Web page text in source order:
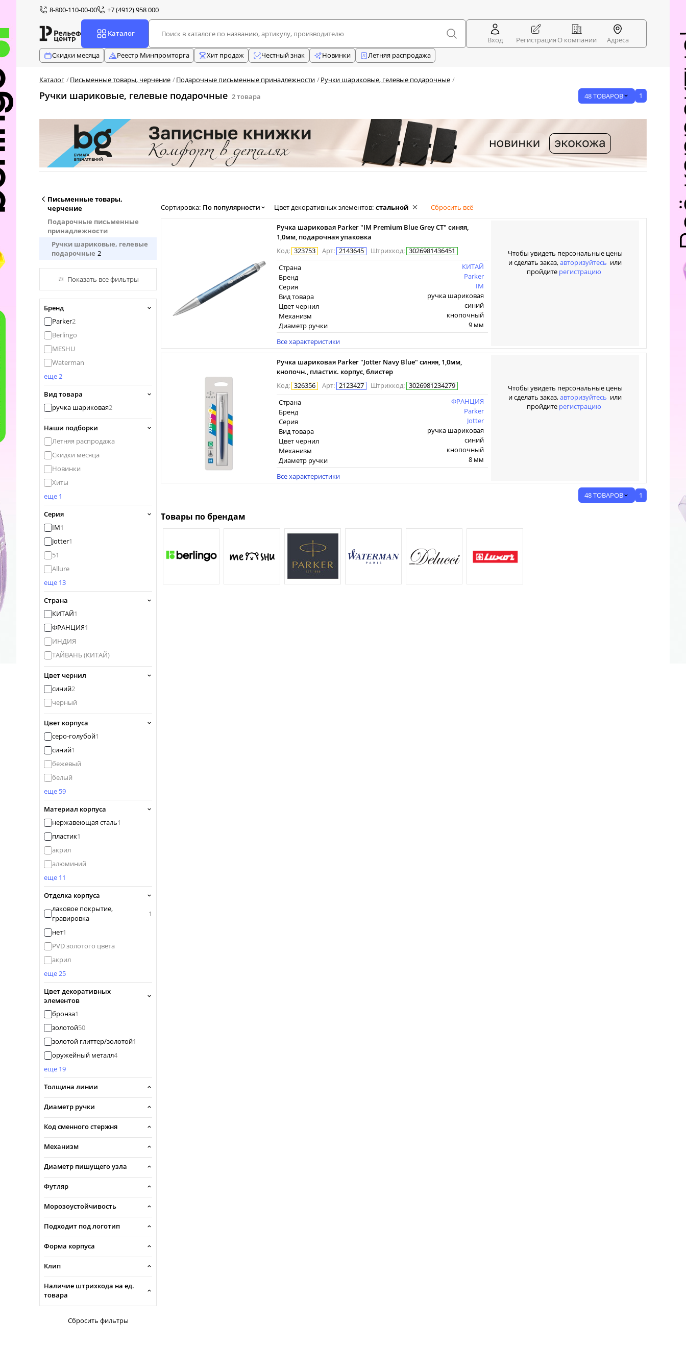
8-800-110-00-00 +7 (4912) 958 000
Каталог
Вход Регистрация О компании
Адреса
Скидки месяца
Реестр Минпромторга Хит продаж Честный знак Новинки Летняя распродажа
Каталог Письменные товары, черчение Подарочные письменные принадлежности Ручки шариковые, гелевые подарочные
Ручки шариковые, гелевые подарочные 2 товара 48 ТОВАРОВ 1
Письменные товары,
черчение
Подарочные письменные
принадлежности
Ручки шариковые, гелевые
подарочные 2
Показать все фильтры
Бренд
Parker2
Berlingo
MESHU
Waterman
еще 2
Вид товара
ручка шариковая2
Наши подборки
Летняя распродажа
Скидки месяца
Новинки
Хиты
еще 1
Серия
IM1
Jotter1
51
Allure
еще 13
Страна
КИТАЙ1
ФРАНЦИЯ1
ИНДИЯ
ТАЙВАНЬ (КИТАЙ)
Цвет чернил
синий2
черный
Цвет корпуса
серо-голубой1
синий1
бежевый
белый
еще 59
Материал корпуса
нержавеющая сталь1
пластик1
акрил
алюминий
еще 11
Отделка корпуса
лаковое покрытие,
гравировка
1
нет1
PVD золотого цвета
акрил
еще 25
Цвет декоративных
элементов
бронза1
золотой50
золотой глиттер/золотой1
оружейный металл4
еще 19
Толщина линии
Диаметр ручки
Код сменного стержня
Механизм
Диаметр пишущего узла
Футляр
Морозоустойчивость
Подходит под логотип
Форма корпуса
Клип
Наличие штрихкода на ед.
товара
Сбросить фильтры
Сортировка: По популярности Цвет декоративных элементов: стальной Сбросить всё
Ручка шариковая Parker "IM Premium Blue Grey CT" синяя,
1,0мм, подарочная упаковка
Код: 323753 Арт: 2143645 Штрихкод: 3026981436451
Страна
КИТАЙ
Бренд
Parker
Серия
IM
Вид товара
ручка шариковая
Цвет чернил
синий
Механизм
кнопочный
Диаметр ручки
9 мм
Все характеристики
Чтобы увидеть персональные цены
и сделать заказ,авторизуйтесь или
пройдите регистрацию
Ручка шариковая Parker "Jotter Navy Blue" синяя, 1,0мм,
кнопочн., пластик. корпус, блистер
Код: 326356 Арт: 2123427 Штрихкод: 3026981234279
Страна
ФРАНЦИЯ
Бренд
Parker
Серия
Jotter
Вид товара
ручка шариковая
Цвет чернил
синий
Механизм
кнопочный
Диаметр ручки
8 мм
Все характеристики
Чтобы увидеть персональные цены
и сделать заказ,авторизуйтесь или
пройдите регистрацию
48 ТОВАРОВ 1
Товары по брендам